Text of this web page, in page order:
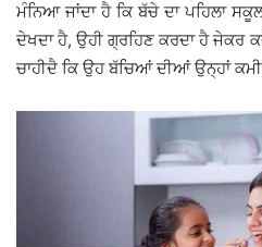
ਮੰਨਿਆ ਜਾਂਦਾ ਹੈ ਕਿ ਬੱਚੇ ਦਾ ਪਹਿਲਾ
ਦੇਖਦਾ ਹੈ, ਉਹੀ ਗ੍ਰਹਿਣ ਕਰਦਾ ਹੈ ਜੇਕਰ
ਚਾਹੀਦੈ ਕਿ ਉਹ ਬੱਚਿਆਂ ਦੀਆਂ ਉਨ੍ਹਾਂ